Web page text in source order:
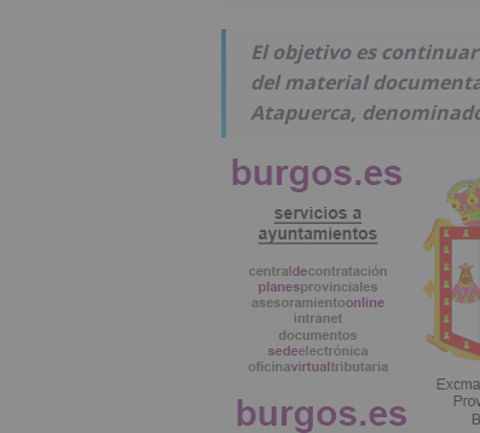
El objetivo es
del material
Atapuerca,